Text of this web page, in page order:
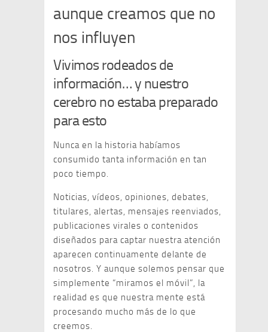
aunque creamos que no
nos influyen
Vivimos rodeados de
información… y nuestro
cerebro no estaba preparado
para esto
Nunca en la historia habíamos
consumido tanta información en tan
poco tiempo.
Noticias, vídeos, opiniones, debates,
titulares, alertas, mensajes reenviados,
publicaciones virales o contenidos
diseñados para captar nuestra atención
aparecen continuamente delante de
nosotros. Y aunque solemos pensar que
simplemente “miramos el móvil”, la
realidad es que nuestra mente está
procesando mucho más de lo que
creemos.